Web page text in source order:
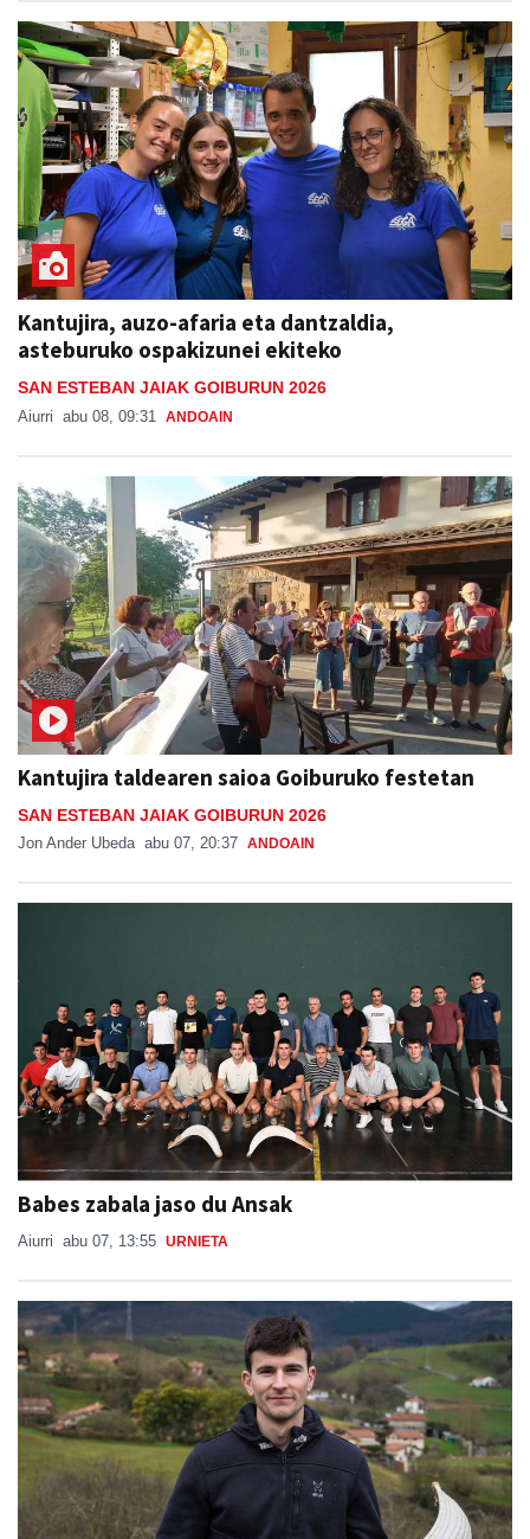
Kantujira, auzo-afaria eta dantzaldia,
asteburuko ospakizunei ekiteko
SAN ESTEBAN JAIAK GOIBURUN 2026
Aiurri abu 08, 09:31 ANDOAIN
Kantujira taldearen saioa Goiburuko festetan
SAN ESTEBAN JAIAK GOIBURUN 2026
Jon Ander Ubeda abu 07, 20:37 ANDOAIN
Babes zabala jaso du Ansak
Aiurri abu 07, 13:55 URNIETA